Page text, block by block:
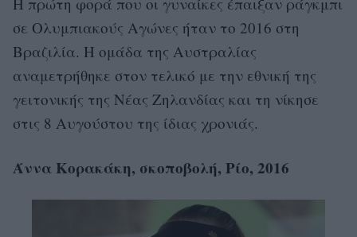
σε Ολυμπιακούς Αγώνες ήταν το 2016 στη
Βραζιλία. Η ομάδα της Αυστραλίας
αναμετρήθηκε στον τελικό με την εθνική της
γειτονικής της Νέας Ζηλανδίας και τη νίκησε
στις 8 Αυγούστου της ίδιας χρονιάς.
Άννα Κορακάκη, σκοποβολή, Ρίο, 2016